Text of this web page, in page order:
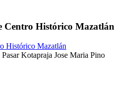
Centro Histórico Mazatlán
Histórico Mazatlán
Kotapraja Jose Maria Pino